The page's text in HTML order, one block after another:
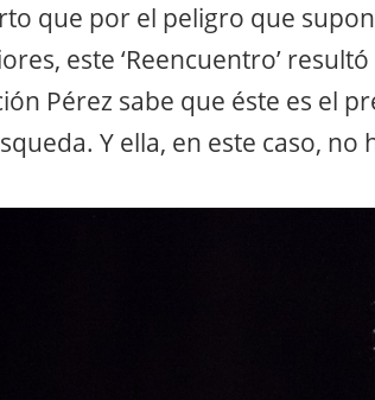
que por el peligro que
este ‘Reencuentro’
Pérez sabe que éste es el
Y ella, en este caso,